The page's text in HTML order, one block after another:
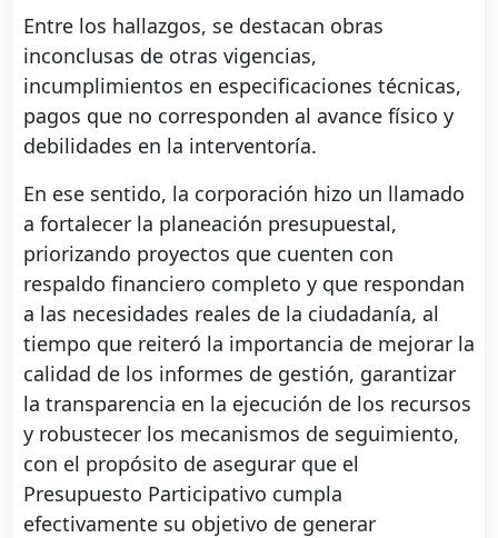
Entre los hallazgos, se destacan obras
inconclusas de otras vigencias,
incumplimientos en especificaciones técnicas,
pagos que no corresponden al avance físico y
debilidades en la interventoría.
En ese sentido, la corporación hizo un llamado
a fortalecer la planeación presupuestal,
priorizando proyectos que cuenten con
respaldo financiero completo y que respondan
a las necesidades reales de la ciudadanía, al
tiempo que reiteró la importancia de mejorar la
calidad de los informes de gestión, garantizar
la transparencia en la ejecución de los recursos
y robustecer los mecanismos de seguimiento,
con el propósito de asegurar que el
Presupuesto Participativo cumpla
efectivamente su objetivo de generar